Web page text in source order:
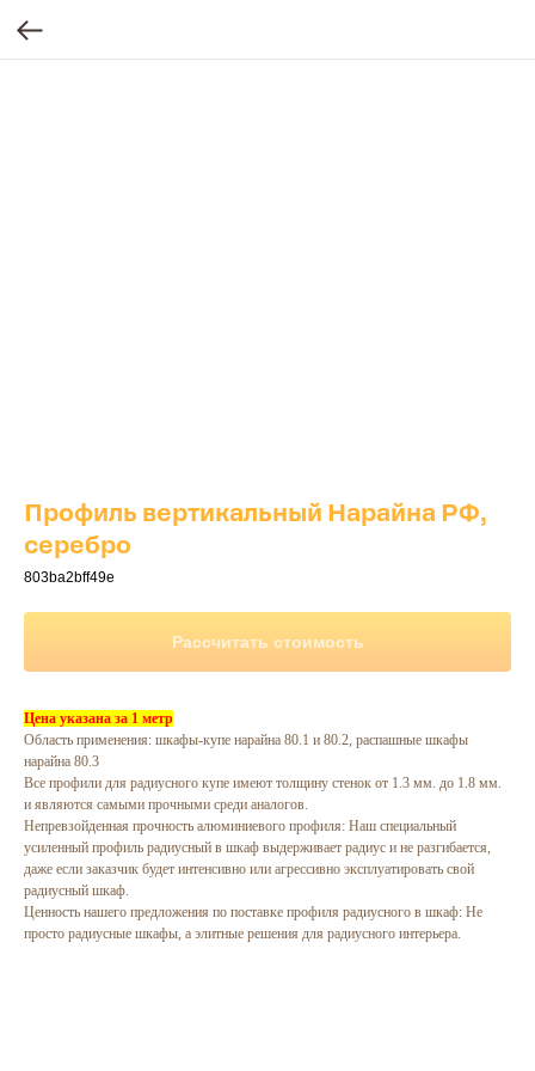
Профиль вертикальный Hарайна РФ,
серебро
803ba2bff49e
Рассчитать стоимость
Цена указана за 1 метр
Область применения: шкафы-купе нарайна 80.1 и 80.2, распашные шкафы
нарайна 80.3
Все профили для радиусного купе имеют толщину стенок от 1.3 мм. до 1.8 мм.
и являются самыми прочными среди аналогов.
Непревзойденная прочность алюминиевого профиля: Наш специальный
усиленный профиль радиусный в шкаф выдерживает радиус и не разгибается,
даже если заказчик будет интенсивно или агрессивно эксплуатировать свой
радиусный шкаф.
Ценность нашего предложения по поставке профиля радиусного в шкаф: Не
просто радиусные шкафы, а элитные решения для радиусного интерьера.